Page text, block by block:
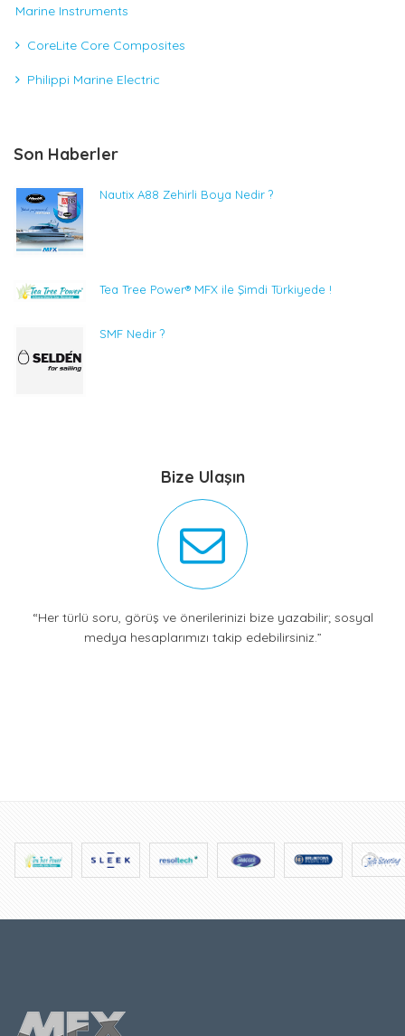
Marine Instruments
CoreLite Core Composites
Philippi Marine Electric
Son Haberler
Nautix A88 Zehirli Boya Nedir ?
Tea Tree Power® MFX ile Şimdi Türkiyede !
SMF Nedir ?
Bize Ulaşın
“Her türlü soru, görüş ve önerilerinizi bize yazabilir; sosyal
medya hesaplarımızı takip edebilirsiniz.”